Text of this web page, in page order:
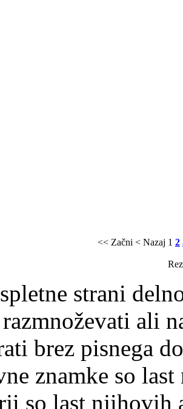
<< Začni < Nazaj 1 2
strani
ali
brez pisnega
znamke so
so last njihovih